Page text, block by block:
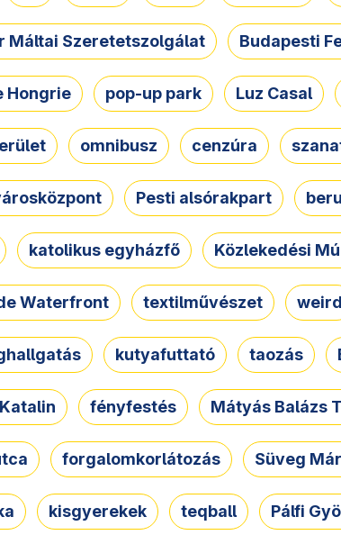
Máltai Szeretetszolgálat Budapesti
Hongrie pop-up park Luz Casal
omnibusz cenzúra
Pesti alsórakpart
katolikus egyházfő Közlekedési
Waterfront textilművészet weird
kutyafuttató taozás
fényfestés Mátyás Balázs
forgalomkorlátozás Süveg
kisgyerekek teqball Pálfi